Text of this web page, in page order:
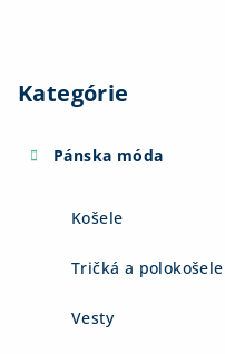
Kategórie
Pánska móda
Košele
Tričká a polokošele
Vesty